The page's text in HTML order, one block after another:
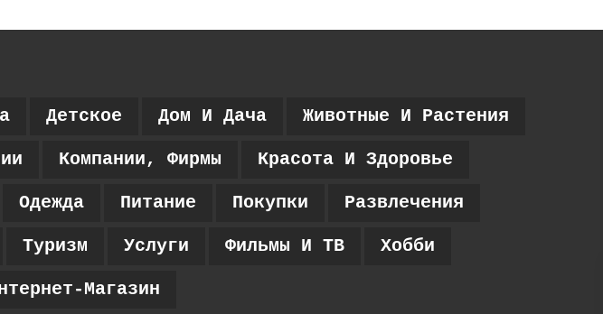
Детское Дом И Дача Животные И Растения
Компании, Фирмы Красота И Здоровье
Одежда Питание Покупки Развлечения
Туризм Услуги Фильмы И ТВ Хобби
Магазин